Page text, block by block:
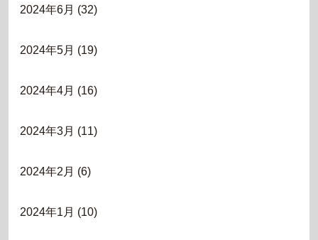
2024年6月 (32)
2024年5月 (19)
2024年4月 (16)
2024年3月 (11)
2024年2月 (6)
2024年1月 (10)